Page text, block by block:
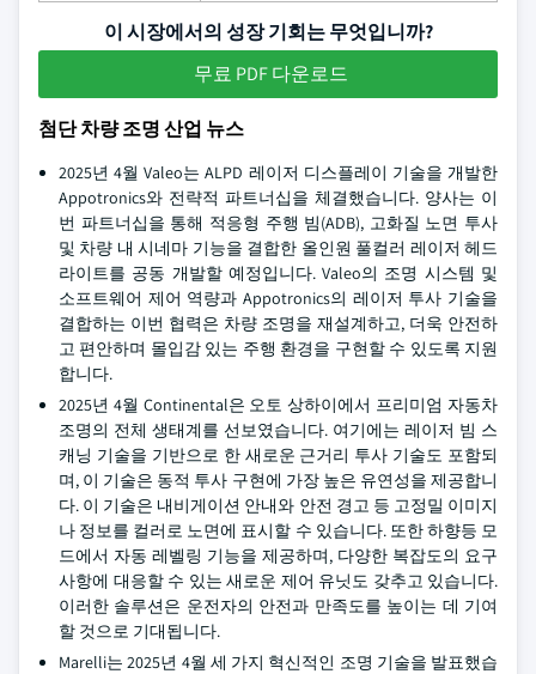
이 시장에서의 성장 기회는 무엇입니까?
무료 PDF 다운로드
첨단 차량 조명 산업 뉴스
2025년 4월 Valeo는 ALPD 레이저 디스플레이 기술을 개발한
Appotronics와 전략적 파트너십을 체결했습니다. 양사는 이
번 파트너십을 통해 적응형 주행 빔(ADB), 고화질 노면 투사
및 차량 내 시네마 기능을 결합한 올인원 풀컬러 레이저 헤드
라이트를 공동 개발할 예정입니다. Valeo의 조명 시스템 및
소프트웨어 제어 역량과 Appotronics의 레이저 투사 기술을
결합하는 이번 협력은 차량 조명을 재설계하고, 더욱 안전하
고 편안하며 몰입감 있는 주행 환경을 구현할 수 있도록 지원
합니다.
2025년 4월 Continental은 오토 상하이에서 프리미엄 자동차
조명의 전체 생태계를 선보였습니다. 여기에는 레이저 빔 스
캐닝 기술을 기반으로 한 새로운 근거리 투사 기술도 포함되
며, 이 기술은 동적 투사 구현에 가장 높은 유연성을 제공합니
다. 이 기술은 내비게이션 안내와 안전 경고 등 고정밀 이미지
나 정보를 컬러로 노면에 표시할 수 있습니다. 또한 하향등 모
드에서 자동 레벨링 기능을 제공하며, 다양한 복잡도의 요구
사항에 대응할 수 있는 새로운 제어 유닛도 갖추고 있습니다.
이러한 솔루션은 운전자의 안전과 만족도를 높이는 데 기여
할 것으로 기대됩니다.
Marelli는 2025년 4월 세 가지 혁신적인 조명 기술을 발표했습